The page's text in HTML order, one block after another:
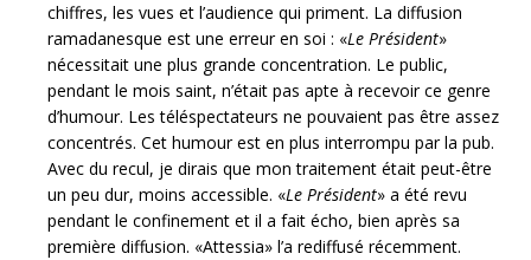
chiffres, les vues et l’audience qui priment. La diffusion
ramadanesque est une erreur en soi : «Le Président»
nécessitait une plus grande concentration. Le public,
pendant le mois saint, n’était pas apte à recevoir ce genre
d’humour. Les téléspectateurs ne pouvaient pas être assez
concentrés. Cet humour est en plus interrompu par la pub.
Avec du recul, je dirais que mon traitement était peut-être
un peu dur, moins accessible. «Le Président» a été revu
pendant le confinement et il a fait écho, bien après sa
première diffusion. «Attessia» l’a rediffusé récemment.